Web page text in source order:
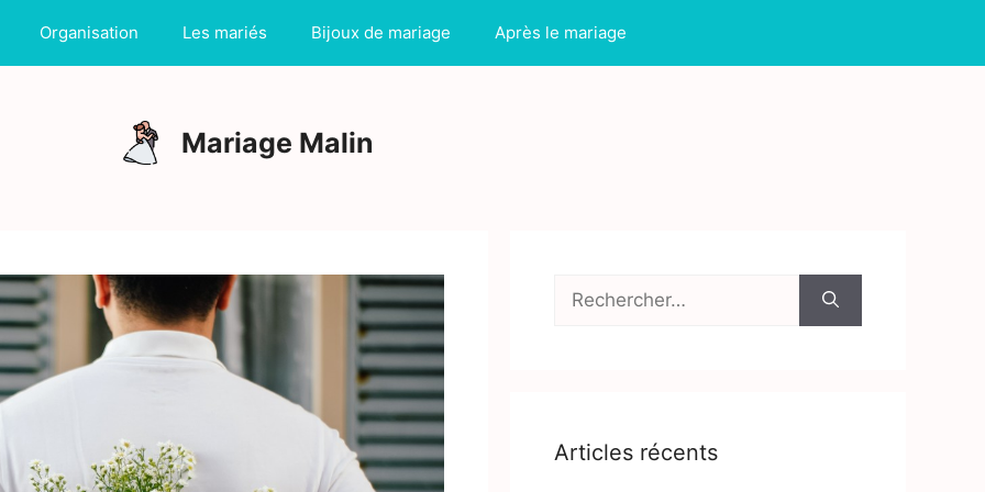
Organisation Les mariés Bijoux de mariage Après le mariage
Mariage Malin
Rechercher :
Articles récents